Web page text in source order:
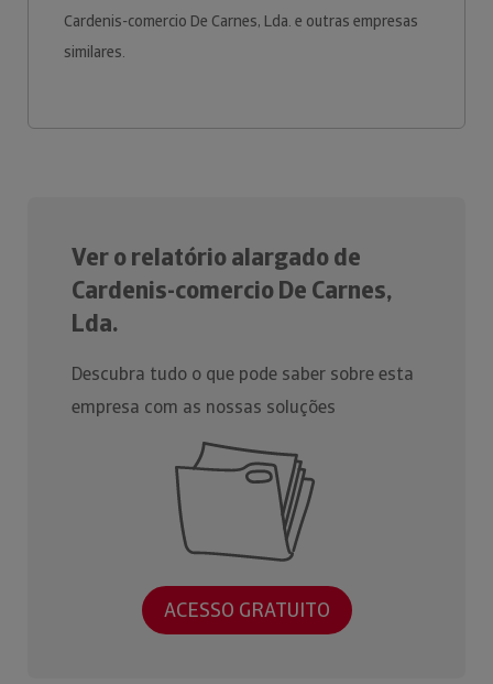
Cardenis-comercio De Carnes, Lda. e outras empresas
similares.
Ver o relatório alargado de
Cardenis-comercio De Carnes,
Lda.
Descubra tudo o que pode saber sobre esta
empresa com as nossas soluções
ACESSO GRATUITO